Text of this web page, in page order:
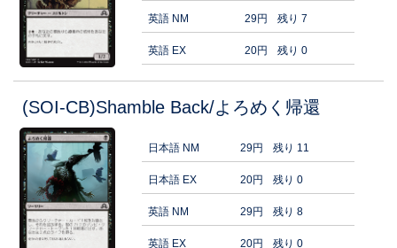
英語 NM 29円 残り 7
英語 EX 20円 残り 0
(SOI-CB)Shamble Back/よろめく帰還
日本語 NM 29円 残り 11
日本語 EX 20円 残り 0
英語 NM 29円 残り 8
英語 EX 20円 残り 0